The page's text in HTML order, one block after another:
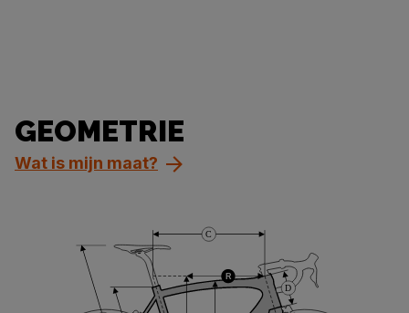
GEOMETRIE
Wat is mijn maat?
D
R
C